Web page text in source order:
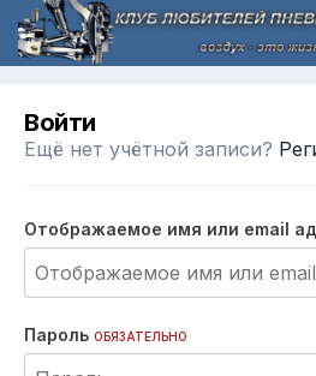
Войти
Ещё нет учётной записи?
Отображаемое имя или email
Пароль ОБЯЗАТЕЛЬНО